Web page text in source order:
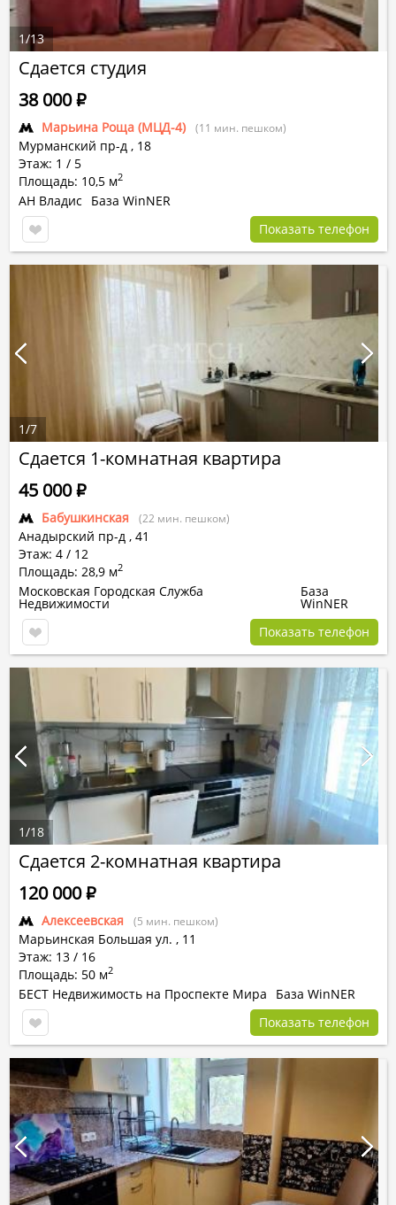
Сдается студия
Марьина Роща (МЦД-4) (11 мин. пешком)
Мурманский пр-д , 18
Этаж: 1 / 5
Площадь: 10,5 м2
38 000Р
АН Владис
База WinNER
Показать телефон
1/13
Сдается 1-комнатная квартира
Бабушкинская (22 мин. пешком)
Анадырский пр-д , 41
Этаж: 4 / 12
Площадь: 28,9 м2
45 000Р
Московская Городская Служба
Недвижимости
База
WinNER
Показать телефон
1/7
Сдается 2-комнатная квартира
Алексеевская (5 мин. пешком)
Марьинская Большая ул. , 11
Этаж: 13 / 16
Площадь: 50 м2
120 000Р
БЕСТ Недвижимость на Проспекте Мира
База WinNER
Показать телефон
1/18